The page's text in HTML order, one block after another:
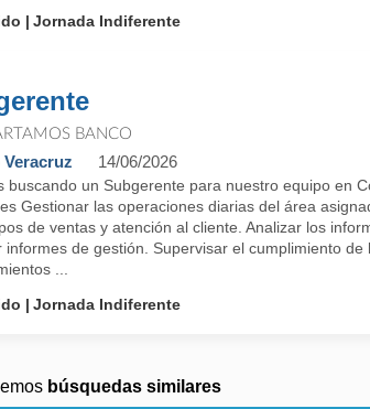
Jornada Indiferente
BANCO
Veracruz 14/06/2026
buscando un Subgerente para nuestro equipo en
Gestionar las operaciones diarias del área
de ventas y atención al cliente. Analizar los
informes de gestión. Supervisar el cumplimiento de
...
Jornada Indiferente
búsquedas similares